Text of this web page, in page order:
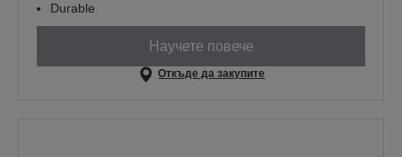
Durable
Научете повече
Откъде да закупите